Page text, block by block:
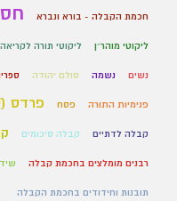
חכמת הקבלה - בורא ונברא
ליקוטי מוהר״ן ליקוטי תורה לקריאה
נשים נשמה סולם יהודה
פנימיות התורה פסח פרדס
קבלה לדתיים קבלה סיכומים
רבנים מומלצים בחכמת קבלה
תובנות וחידודים בחכמת הקבלה